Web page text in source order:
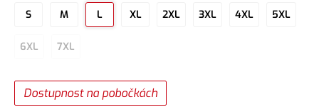
S M L XL 2XL 3XL 4XL 5XL
6XL 7XL
Dostupnost na pobočkách